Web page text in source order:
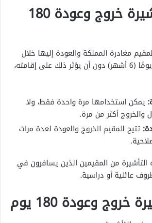
ما هي تأشيرة خروج وعودة 180
مغادرة المملكة والعودة إليها خلال
فترة أقصاها 180 يومًا (6 أشهر) دون أن يؤثر ذلك على إقامته،
يمكن استخدامها مرة واحدة فقط، ولا
والخروج أكثر من مرة.
تتيح للمقيم الخروج والعودة لعدة مرات
من المقيمين الذين يسافرون في
عائلية أو دراسية.
وعودة 180 يوم